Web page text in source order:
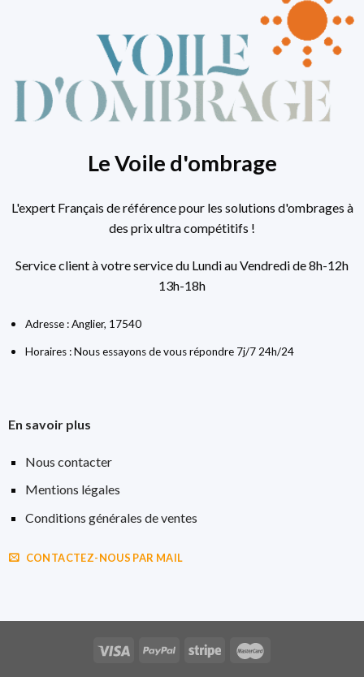
Le Voile d'ombrage
L'expert Français de référence pour les solutions d'ombrages à
des prix ultra compétitifs !
Service client à votre service du Lundi au Vendredi de 8h-12h
13h-18h
Adresse : Anglier, 17540
Horaires : Nous essayons de vous répondre 7j/7 24h/24
En savoir plus
Nous contacter
Mentions légales
Conditions générales de ventes
CONTACTEZ-NOUS PAR MAIL